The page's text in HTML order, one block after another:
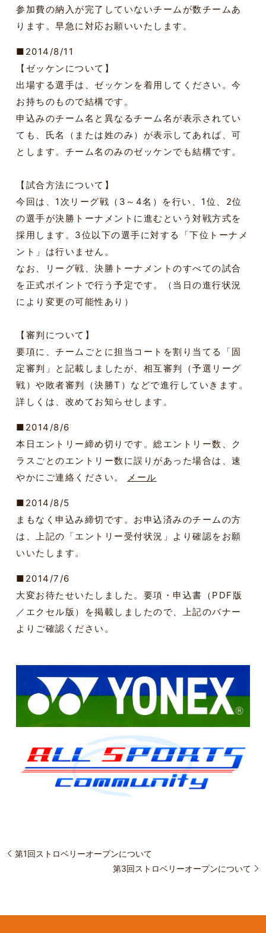
参加費の納入が完了していないチームが数チームあ
ります。早急に対応お願いいたします。
■2014/8/11
【ゼッケンについて】
出場する選手は、ゼッケンを着用してください。今
お持ちのもので結構です。
申込みのチーム名と異なるチーム名が表示されてい
ても、氏名（または姓のみ）が表示してあれば、可
とします。チーム名のみのゼッケンでも結構です。
【試合方法について】
今回は、1次リーグ戦（3～4名）を行い、1位、2位
の選手が決勝トーナメントに進むという対戦方式を
採用します。3位以下の選手に対する「下位トーナメ
ント」は行いません。
なお、リーグ戦、決勝トーナメントのすべての試合
を正式ポイントで行う予定です。（当日の進行状況
により変更の可能性あり）
【審判について】
要項に、チームごとに担当コートを割り当てる「固
定審判」と記載しましたが、相互審判（予選リーグ
戦）や敗者審判（決勝T）などで進行していきます。
詳しくは、改めてお知らせします。
■2014/8/6
本日エントリー締め切りです。総エントリー数、ク
ラスごとのエントリー数に誤りがあった場合は、速
やかにご連絡ください。 メール
■2014/8/5
まもなく申込み締切です。お申込済みのチームの方
は、上記の「エントリー受付状況」より確認をお願
いいたします。
■2014/7/6
大変お待たせいたしました。要項・申込書（PDF版
／エクセル版）を掲載しましたので、上記のバナー
よりご確認ください。
第1回ストロベリーオープンについて
第3回ストロベリーオープンについて